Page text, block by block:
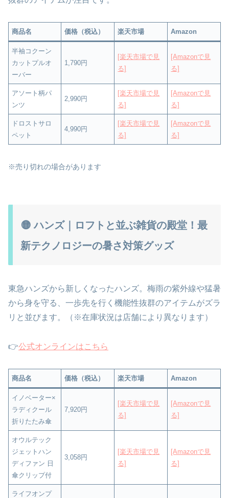
商品名 価格（税込） 楽天市場 Amazon
半袖コクーン
カットプルオ
ーバー
1,790円
[楽天市場で見
る]
[Amazonで見
る]
アソート柄パ
ンツ
2,990円
[楽天市場で見
る]
[Amazonで見
る]
ドロストサロ
ペット
4,990円
[楽天市場で見
る]
[Amazonで見
る]
※売り切れの場合があります
🟡 ハンズ｜ロフトと並ぶ雑貨の殿堂！最
新テクノロジーの暑さ対策グッズ
東急ハンズから新しくなったハンズ。梅雨の紫外線や猛暑
から身を守る、一歩先を行く機能性抜群のアイテムがズラ
リと並びます。（※在庫状況は店舗により異なります）
👉公式オンラインはこちら
商品名 価格（税込） 楽天市場 Amazon
イノベーター×
ラディクール
折りたたみ傘
7,920円
[楽天市場で見
る]
[Amazonで見
る]
オウルテック
ジェットハン
ディファン 日
傘クリップ付
3,058円
[楽天市場で見
る]
[Amazonで見
る]
ライフオンプ